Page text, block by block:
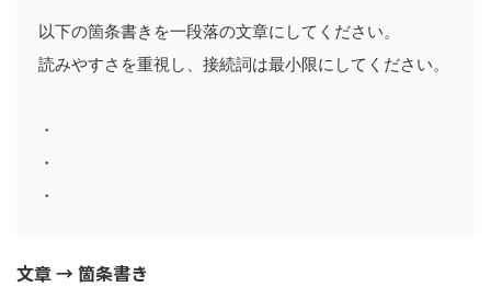
以下の箇条書きを一段落の文章にしてください。
読みやすさを重視し、接続詞は最小限にしてください。
・
・
文章 → 箇条書き